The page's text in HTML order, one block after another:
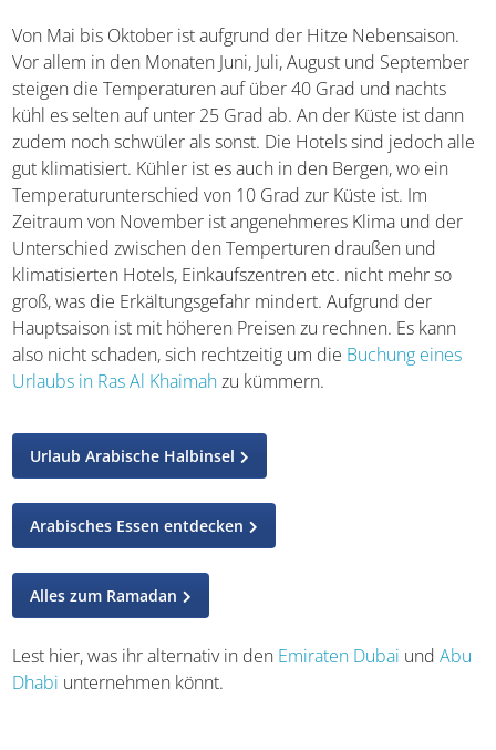
Von Mai bis Oktober ist aufgrund der Hitze Nebensaison.
Vor allem in den Monaten Juni, Juli, August und September
steigen die Temperaturen auf über 40 Grad und nachts
kühl es selten auf unter 25 Grad ab. An der Küste ist dann
zudem noch schwüler als sonst. Die Hotels sind jedoch alle
gut klimatisiert. Kühler ist es auch in den Bergen, wo ein
Temperaturunterschied von 10 Grad zur Küste ist. Im
Zeitraum von November ist angenehmeres Klima und der
Unterschied zwischen den Temperturen draußen und
klimatisierten Hotels, Einkaufszentren etc. nicht mehr so
groß, was die Erkältungsgefahr mindert. Aufgrund der
Hauptsaison ist mit höheren Preisen zu rechnen. Es kann
also nicht schaden, sich rechtzeitig um die Buchung eines
Urlaubs in Ras Al Khaimahzu kümmern.
Urlaub Arabische Halbinsel
Arabisches Essen entdecken
Alles zum Ramadan
Lest hier, was ihr alternativ in den Emiraten Dubai undAbu
Dhabi unternehmen könnt.